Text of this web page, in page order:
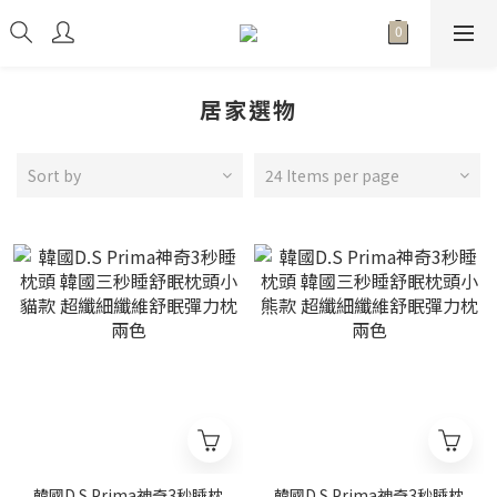
居家選物
Sort by 24 Items per page